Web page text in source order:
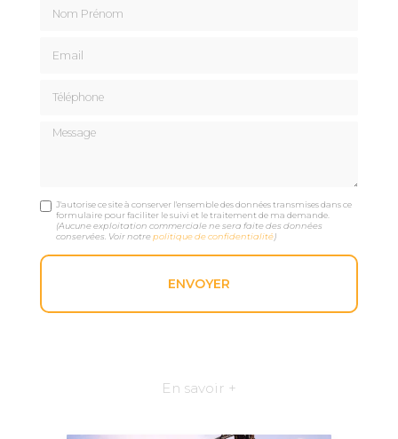
Message
J'autorise ce site à conserver l'ensemble des données transmises dans ce
formulaire pour faciliter le suivi et le traitement de ma demande.
(Aucune exploitation commerciale ne sera faite des données
conservées. Voir notrepolitique de confidentialité)
En savoir +